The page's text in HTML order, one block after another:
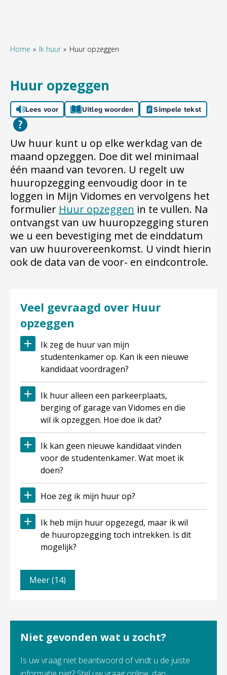
Home Ik huur Huur opzeggen
Huur opzeggen
Lees voor Uitleg woorden Simpele tekst
Uw huur kunt u op elke werkdag van de
maand opzeggen. Doe dit wel minimaal
één maand van tevoren. U regelt uw
huuropzegging eenvoudig door in te
loggen in Mijn Vidomes en vervolgens het
formulier Huur opzeggen in te vullen. Na
ontvangst van uw huuropzegging sturen
we u een bevestiging met de einddatum
van uw huurovereenkomst. U vindt hierin
ook de data van de voor- en eindcontrole.
Veel gevraagd over Huur
opzeggen
Ik zeg de huur van mijn
studentenkamer op. Kan ik een nieuwe
kandidaat voordragen?
Ik huur alleen een parkeerplaats,
berging of garage van Vidomes en die
wil ik opzeggen. Hoe doe ik dat?
Ik kan geen nieuwe kandidaat vinden
voor de studentenkamer. Wat moet ik
doen?
Hoe zeg ik mijn huur op?
Ik heb mijn huur opgezegd, maar ik wil
de huuropzegging toch intrekken. Is dit
mogelijk?
Meer (14)
Niet gevonden wat u zocht?
Is uw vraag niet beantwoord of vindt u de juiste